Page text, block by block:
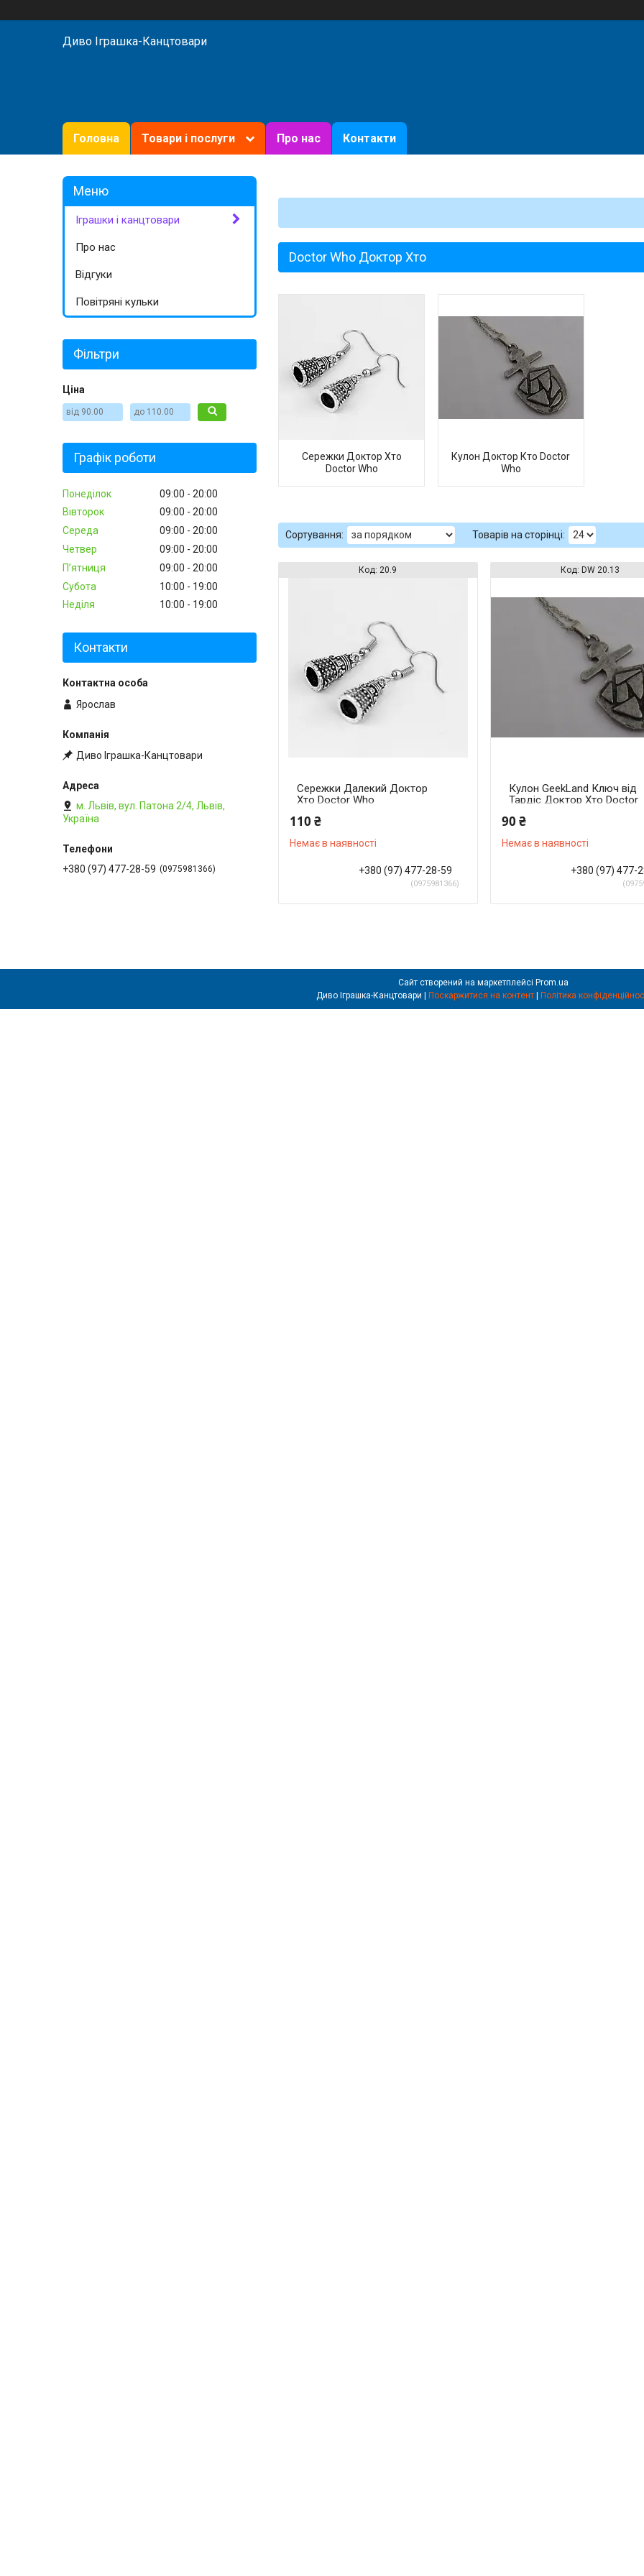
Диво Іграшка-Канцтовари
Головна Товари і послуги Про нас Контакти
Doctor Who Доктор Хто
Сережки Доктор Хто
Doctor Who
Кулон Доктор Кто Doctor
Who
20.9
Сережки Далекий Доктор
Хто Doctor Who
110 ₴
Немає в наявності
+380 (97) 477-28-59
0975981366
DW 20.13
Кулон GeekLand Ключ від
Тардіс Доктор Хто Doctor
90 ₴
Немає в наявності
+380 (97) 477-
Іграшки і канцтовари
Про нас
Відгуки
Повітряні кульки
Фільтри
Ціна
Графік роботи
Понеділок 09:00
20:00
Вівторок
09:00
20:00
Середа
09:00
20:00
Четвер
09:00
20:00
Пʼятниця
09:00
20:00
Субота
10:00
19:00
Неділя
10:00 19:00
Контакти
Ярослав
Диво Іграшка-Канцтовари
м. Львів, вул. Патона 2/4, Львів,
Україна
+380 (97) 477-28-59 0975981366
Сайт створений на маркетплейсі Prom.ua
Диво Іграшка-Канцтовари | Поскаржитися на контент | Політика